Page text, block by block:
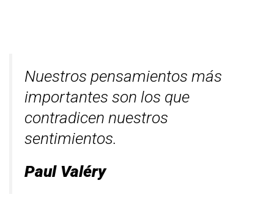
Nuestros pensamientos más
importantes son los que
contradicen nuestros
sentimientos.
Paul Valéry